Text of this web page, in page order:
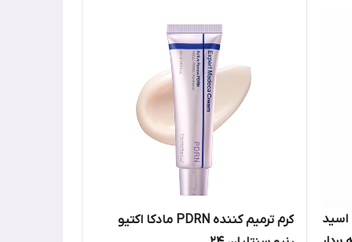
اسید
کرم ترمیم‌ کننده PDRN مادکا اکتیو